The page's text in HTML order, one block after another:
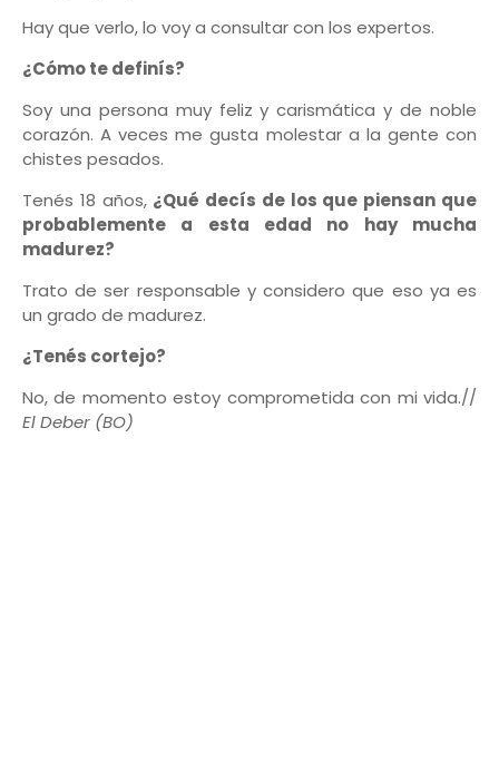
Hay que verlo, lo voy a consultar con los expertos.
¿Cómo te definís?
Soy una persona muy feliz y carismática y de noble
corazón. A veces me gusta molestar a la gente con
chistes pesados.
Tenés 18 años, ¿Qué decís de los que piensan que
probablemente a esta edad no hay mucha
madurez?
Trato de ser responsable y considero que eso ya es
un grado de madurez.
¿Tenés cortejo?
No, de momento estoy comprometida con mi vida.//
El Deber (BO)